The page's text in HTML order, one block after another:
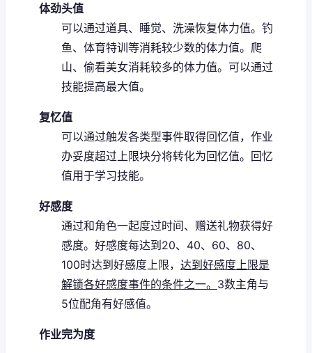
体劲头值
可以通过道具、睡觉、洗澡恢复体力值。 钓
鱼、体育特训等消耗较少数的体力值。 爬
山、偷看美女消耗较多的体力值。 可以通过
技能提高最大值。
复忆值
可以通过触发各类型事件取得回忆值，作业
办妥度超过上限块分将转化为回忆值。 回忆
值用于学习技能。
好感度
通过和角色一起度过时间、赠送礼物获得好
感度。 好感度每达到20、40、60、80、
100时达到好感度上限， 达到好感度上限是
解锁各好感度事件的条件之一。 3数主角与
5位配角有好感值。
作业完为度